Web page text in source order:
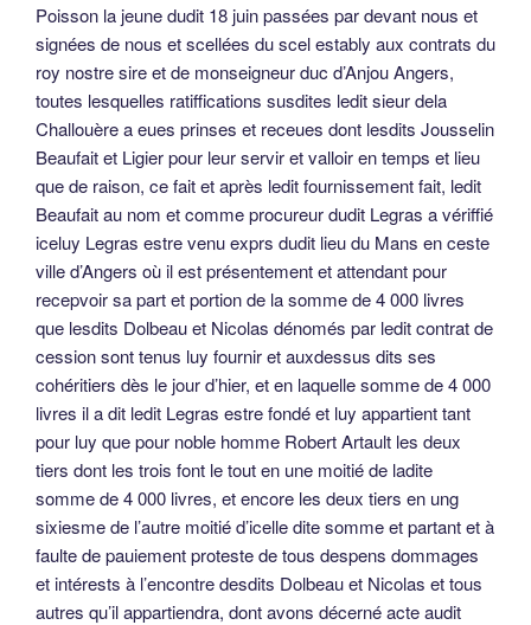
Poisson la jeune dudit 18 juin passées par devant nous et
signées de nous et scellées du scel estably aux contrats du
roy nostre sire et de monseigneur duc d’Anjou Angers,
toutes lesquelles ratiffications susdites ledit sieur dela
Challouère a eues prinses et receues dont lesdits Jousselin
Beaufait et Ligier pour leur servir et valloir en temps et lieu
que de raison, ce fait et après ledit fournissement fait, ledit
Beaufait au nom et comme procureur dudit Legras a vériffié
iceluy Legras estre venu exprs dudit lieu du Mans en ceste
ville d’Angers où il est présentement et attendant pour
recepvoir sa part et portion de la somme de 4 000 livres
que lesdits Dolbeau et Nicolas dénomés par ledit contrat de
cession sont tenus luy fournir et auxdessus dits ses
cohéritiers dès le jour d’hier, et en laquelle somme de 4 000
livres il a dit ledit Legras estre fondé et luy appartient tant
pour luy que pour noble homme Robert Artault les deux
tiers dont les trois font le tout en une moitié de ladite
somme de 4 000 livres, et encore les deux tiers en ung
sixiesme de l’autre moitié d’icelle dite somme et partant et à
faulte de pauiement proteste de tous despens dommages
et intérests à l’encontre desdits Dolbeau et Nicolas et tous
autres qu’il appartiendra, dont avons décerné acte audit